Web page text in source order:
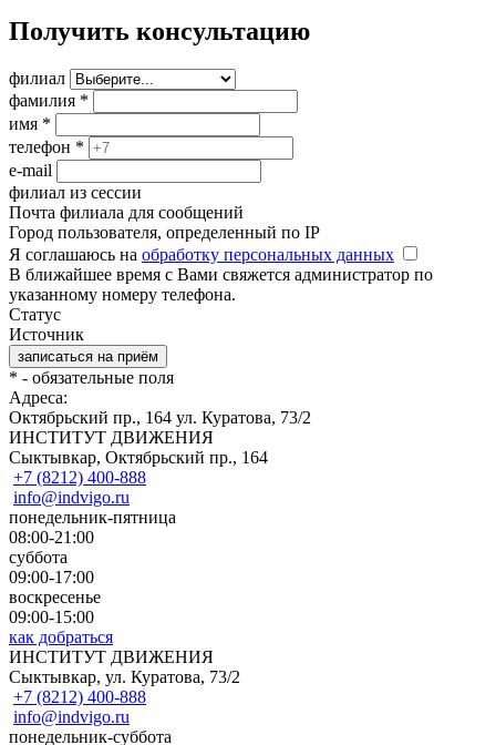
Получить консультацию
филиал
фамилия *
имя *
телефон *
e-mail
филиал из сессии
Почта филиала для сообщений
Город пользователя, определенный по IP
Я соглашаюсь на обработку персональных данных
В ближайшее время с Вами свяжется администратор по
указанному номеру телефона.
Статус
Источник
* - обязательные поля
Адреса:
Октябрьский пр., 164 ул. Куратова, 73/2
ИНСТИТУТ ДВИЖЕНИЯ
Сыктывкар, Октябрьский пр., 164
+7 (8212) 400-888
info@indvigo.ru
понедельник-пятница
08:00-21:00
суббота
09:00-17:00
воскресенье
09:00-15:00
как добраться
ИНСТИТУТ ДВИЖЕНИЯ
Сыктывкар, ул. Куратова, 73/2
+7 (8212) 400-888
info@indvigo.ru
понедельник-суббота